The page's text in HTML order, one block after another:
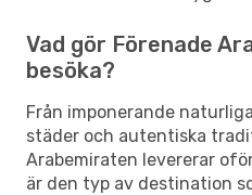
Vad gör Förenade
besöka?
Från imponerande
städer och autentiska
Arabemiraten levererar
är den typ av destination